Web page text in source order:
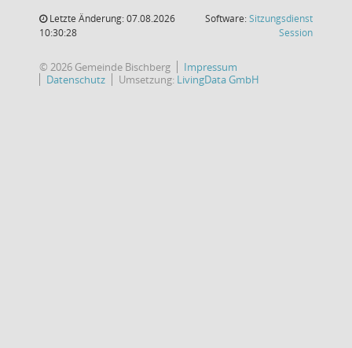
Letzte Änderung: 07.08.2026
10:30:28
Software:Sitzungsdienst
Session(Wird in
© 2026 Gemeinde Bischberg
Impressum
Datenschutz
Umsetzung: LivingData GmbH